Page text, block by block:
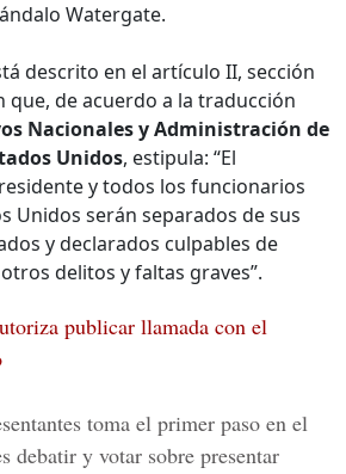
Watergate.
descrito en el artículo II, sección
que, de acuerdo a la traducción
Nacionales y Administración de
Unidos, estipula: “El
y todos los funcionarios
Unidos serán separados de sus
y declarados culpables de
delitos y faltas graves”.
publicar llamada con el
toma el primer paso en el
debatir y votar sobre presentar